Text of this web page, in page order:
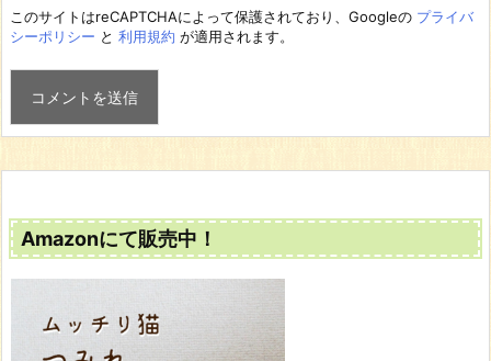
このサイトはreCAPTCHAによって保護されており、Googleの プライバ
シーポリシー と 利用規約 が適用されます。
Amazonにて販売中！